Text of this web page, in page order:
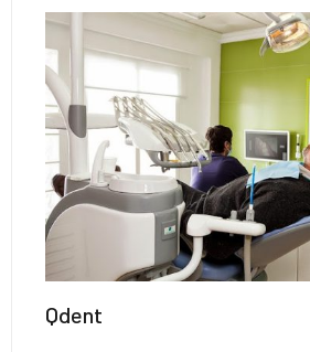
Qdent